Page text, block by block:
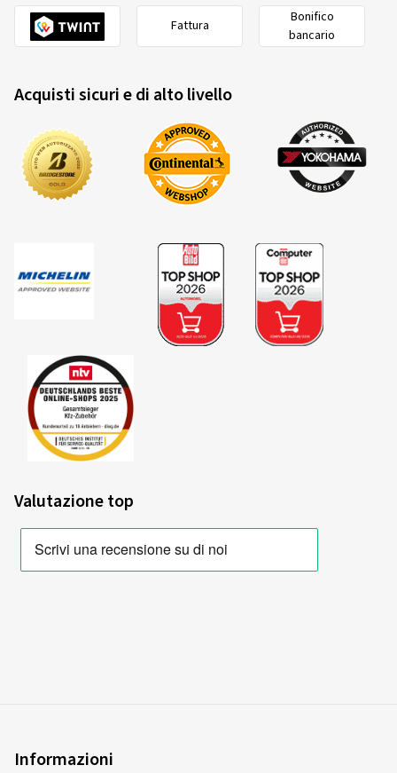
Fattura
Bonifico
bancario
Acquisti sicuri e di alto livello
Valutazione top
Informazioni